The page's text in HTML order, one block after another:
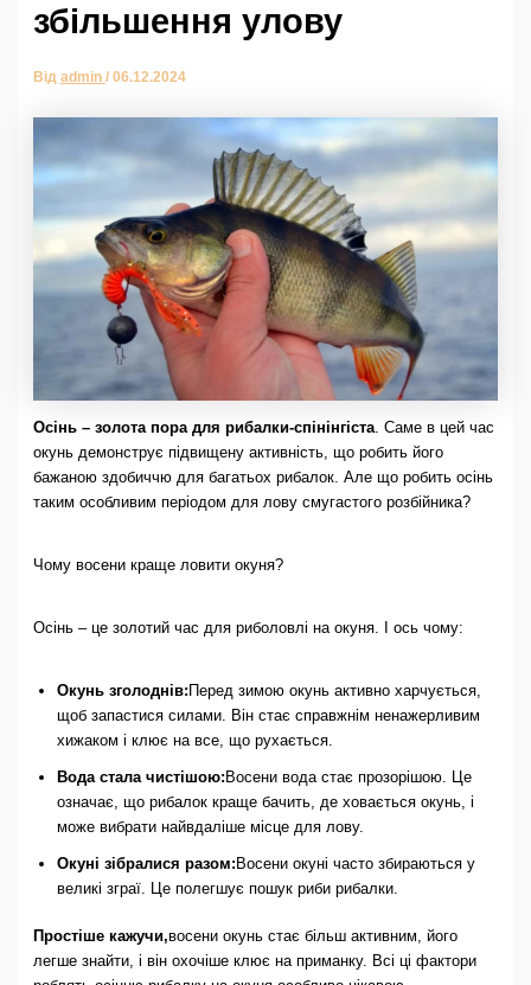
збільшення улову
Від admin / 06.12.2024
Осінь – золота пора для рибалки-спінінгіста. Саме в цей час
окунь демонструє підвищену активність, що робить його
бажаною здобиччю для багатьох рибалок. Але що робить осінь
таким особливим періодом для лову смугастого розбійника?
Чому восени краще ловити окуня?
Осінь – це золотий час для риболовлі на окуня. І ось чому:
Окунь зголоднів:Перед зимою окунь активно харчується,
щоб запастися силами. Він стає справжнім ненажерливим
хижаком і клює на все, що рухається.
Вода стала чистішою:Восени вода стає прозорішою. Це
означає, що рибалок краще бачить, де ховається окунь, і
може вибрати найвдаліше місце для лову.
Окуні зібралися разом:Восени окуні часто збираються у
великі зграї. Це полегшує пошук риби рибалки.
Простіше кажучи,восени окунь стає більш активним, його
легше знайти, і він охочіше клює на приманку. Всі ці фактори